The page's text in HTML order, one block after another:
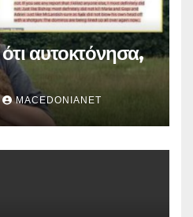
αυτοκτόνησα,
MACEDONIANET